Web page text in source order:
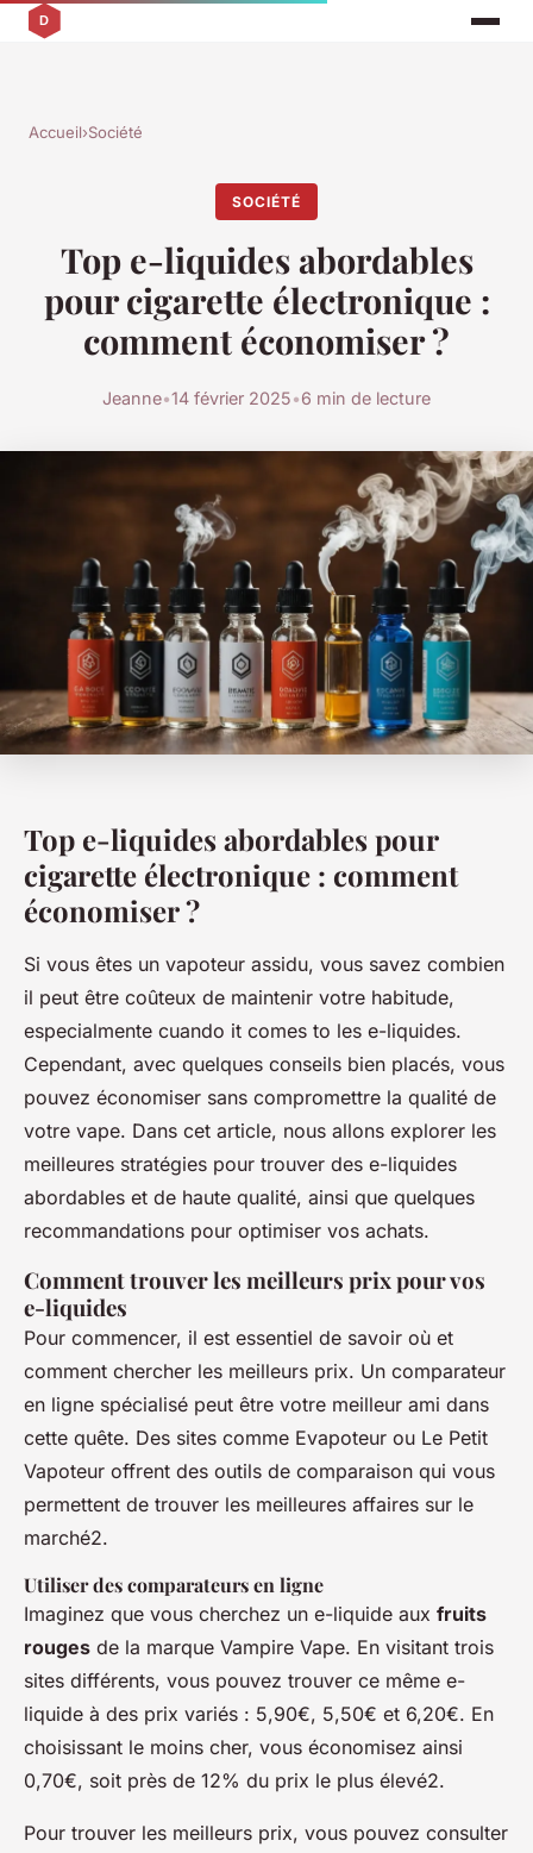
Accueil›Société
SOCIÉTÉ
Top e-liquides abordables
pour cigarette électronique :
comment économiser ?
Jeanne•14 février 2025•6 min de lecture
Top e-liquides abordables pour
cigarette électronique : comment
économiser ?
Si vous êtes un vapoteur assidu, vous savez combien
il peut être coûteux de maintenir votre habitude,
especialmente cuando it comes to les e-liquides.
Cependant, avec quelques conseils bien placés, vous
pouvez économiser sans compromettre la qualité de
votre vape. Dans cet article, nous allons explorer les
meilleures stratégies pour trouver des e-liquides
abordables et de haute qualité, ainsi que quelques
recommandations pour optimiser vos achats.
Comment trouver les meilleurs prix pour vos
e-liquides
Pour commencer, il est essentiel de savoir où et
comment chercher les meilleurs prix. Un comparateur
en ligne spécialisé peut être votre meilleur ami dans
cette quête. Des sites comme Evapoteur ou Le Petit
Vapoteur offrent des outils de comparaison qui vous
permettent de trouver les meilleures affaires sur le
marché2.
Utiliser des comparateurs en ligne
Imaginez que vous cherchez un e-liquide aux fruits
rouges de la marque Vampire Vape. En visitant trois
sites différents, vous pouvez trouver ce même e-
liquide à des prix variés : 5,90€, 5,50€ et 6,20€. En
choisissant le moins cher, vous économisez ainsi
0,70€, soit près de 12% du prix le plus élevé2.
Pour trouver les meilleurs prix, vous pouvez consulter